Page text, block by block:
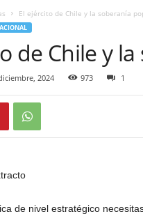
El ejército de Chile y la soberanía
de Chile y
2024 973 1
de nivel estratégico